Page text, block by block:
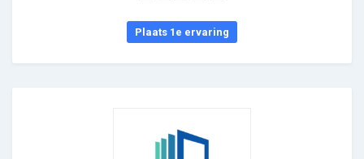
Plaats 1e ervaring